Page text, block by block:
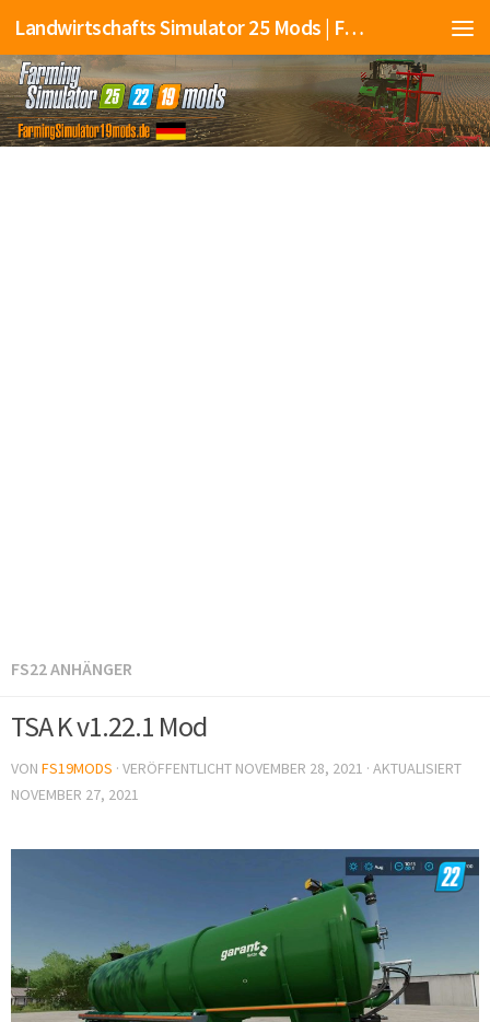
Landwirtschafts Simulator 25 Mods | Farming Simulator 25 Mods | FS25 Mods
FS22 ANHÄNGER
TSA K v1.22.1 Mod
VON FS19MODS · VERÖFFENTLICHT NOVEMBER 28, 2021 · AKTUALISIERT
NOVEMBER 27, 2021